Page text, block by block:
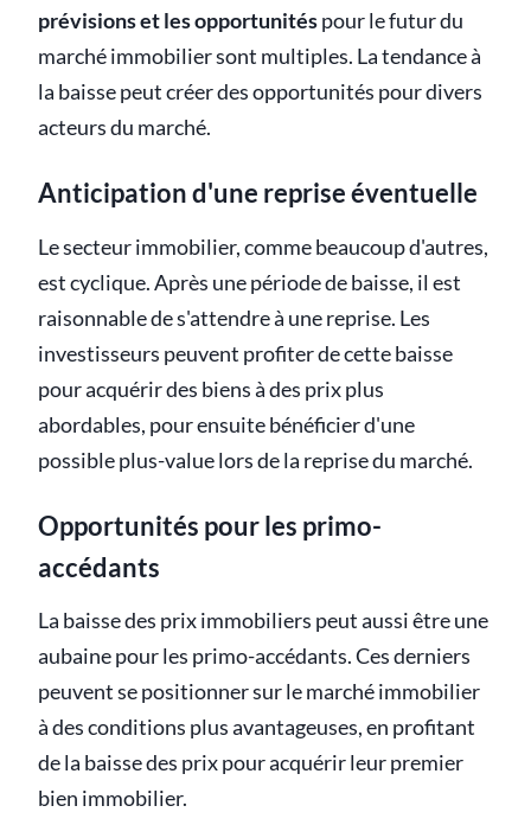
prévisions et les opportunitéspour le futur du
marché immobilier sont multiples. La tendance à
la baisse peut créer des opportunités pour divers
acteurs du marché.
Anticipation d'une reprise éventuelle
Le secteur immobilier, comme beaucoup d'autres,
est cyclique. Après une période de baisse, il est
raisonnable de s'attendre à une reprise. Les
investisseurs peuvent profiter de cette baisse
pour acquérir des biens à des prix plus
abordables, pour ensuite bénéficier d'une
possible plus-value lors de la reprise du marché.
Opportunités pour les primo-
accédants
La baisse des prix immobiliers peut aussi être une
aubaine pour les primo-accédants. Ces derniers
peuvent se positionner sur le marché immobilier
à des conditions plus avantageuses, en profitant
de la baisse des prix pour acquérir leur premier
bien immobilier.